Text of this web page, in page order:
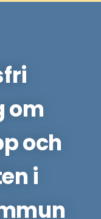
om
och
i